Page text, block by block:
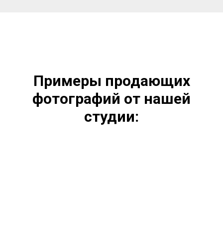
Примеры продающих
фотографий от нашей
студии: